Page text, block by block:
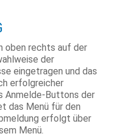
oben rechts auf der
der
eingetragen und das
erfolgreicher
Anmelde-Buttons der
das Menü für den
erfolgt über
Menü.